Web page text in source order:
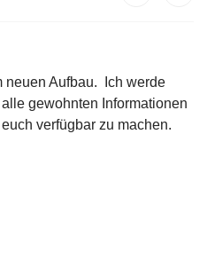
neuen Aufbau. Ich werde
gewohnten Informationen
verfügbar zu machen.